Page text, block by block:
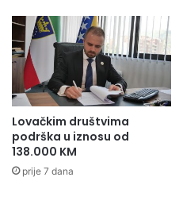
Lovačkim društvima
podrška u iznosu od
138.000 KM
prije 7 dana